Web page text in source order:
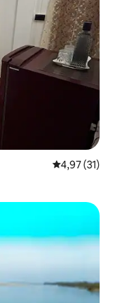
Gemiddelde
4,97 (31)